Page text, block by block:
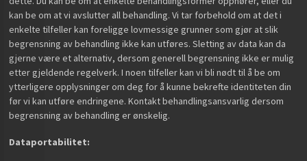
kan be om at vi avslutter all behandling. Vi tar forbehold om at det i
enkelte tilfeller kan foreligge lovmessige grunner som gjør at slik
begrensning av behandling ikke kan utføres. Sletting av data kan da
gjerne være et alternativ, dersom generell begrensning ikke er mulig
etter gjeldende regelverk. I noen tilfeller kan vi bli nødt til å be om
ytterligere opplysninger om deg for å kunne bekrefte identiteten din
før vi kan utføre endringene. Kontakt behandlingsansvarlig dersom
begrensning av behandling er ønskelig.
Dataportabilitet: